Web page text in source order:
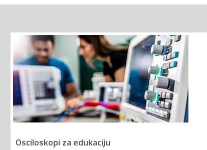
Osciloskopi za edukaciju